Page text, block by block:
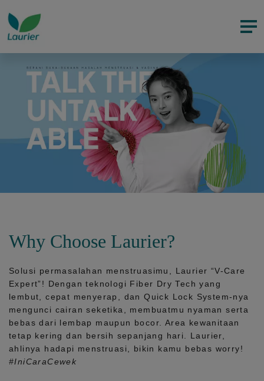
Why Choose Laurier?
Solusi permasalahan menstruasimu, Laurier “V-Care
Expert”! Dengan teknologi Fiber Dry Tech yang
lembut, cepat menyerap, danQuick Lock System-nya
mengunci cairan seketika, membuatmu nyaman serta
bebas dari lembap maupun bocor. Area kewanitaan
tetap kering dan bersih sepanjang hari.
Laurier,
ahlinya hadapi menstruasi, bikin kamu bebas worry!
#IniCaraCewek